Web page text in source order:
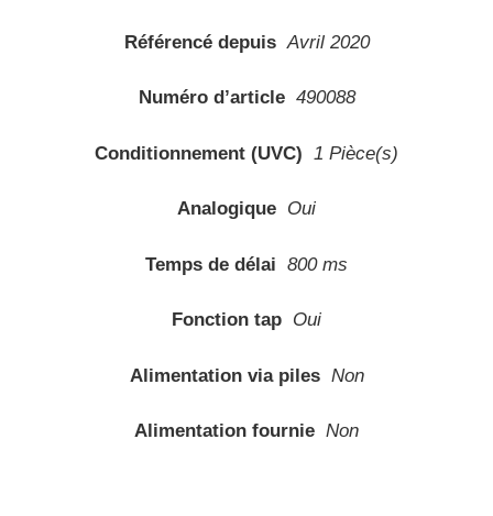
Référencé depuis Avril 2020
Numéro d’article 490088
Conditionnement (UVC) 1 Pièce(s)
Analogique Oui
Temps de délai 800 ms
Fonction tap Oui
Alimentation via piles Non
Alimentation fournie Non